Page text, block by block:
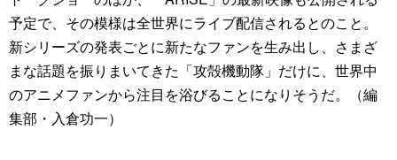
予定で、その模様は全世界にライブ配信されるとのこと。
新シリーズの発表ごとに新たなファンを生み出し、さまざ
まな話題を振りまいてきた「攻殻機動隊」だけに、世界中
のアニメファンから注目を浴びることになりそうだ。（編
集部・入倉功一）